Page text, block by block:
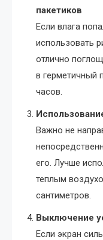
пакетиков
Если влага
использовать
отлично
в герметичный
часов.
Важно не
его. Лучше
теплым
сантиметров.
Выключение
Если экран